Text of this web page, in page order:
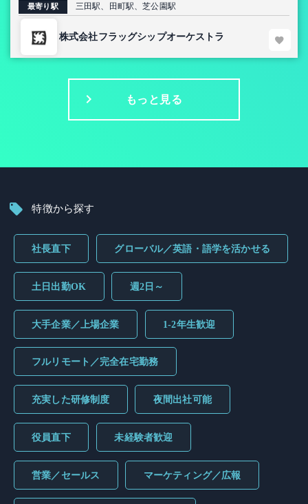
最寄り駅 三田駅、田町駅、芝公園駅
株式会社フラッグシップオーケストラ
もっと見る
特徴から探す
社長直下 グローバル／英語・語学を活かせる
土日出勤OK 週2日～
大手企業／上場企業 1-2年生歓迎
フルリモート／完全在宅勤務
充実した研修制度 夜間出社可能
役員直下 未経験者歓迎
営業／セールス マーケティング／広報